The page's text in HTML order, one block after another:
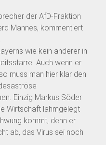
der AfD-Fraktion
Mannes, kommentiert
wie kein anderer in
Auch wenn er
muss man hier klar den
Einzig Markus Söder
Wirtschaft lahmgelegt
kommt, denn er
ab, das Virus sei noch